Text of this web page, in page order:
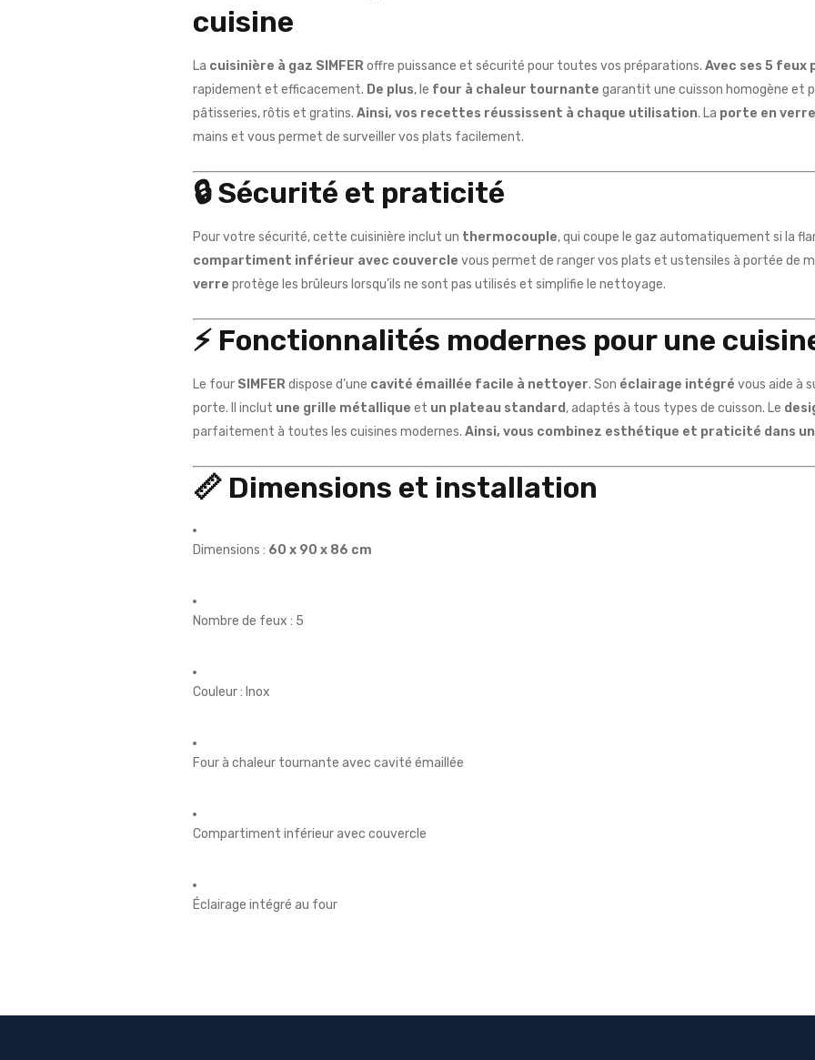
cuisine
La cuisinière à gaz SIMFERoffre puissance et sécurité pour toutes vos préparations. Avec ses 5 feux
rapidement et efficacement. De plus, le four à chaleur tournante garantit une cuisson homogène et
pâtisseries, rôtis et gratins. Ainsi, vos recettes réussissent à chaque utilisation. La porte en
mains et vous permet de surveiller vos plats facilement.
🔒Sécurité et praticité
Pour votre sécurité, cette cuisinière inclut un thermocouple, qui coupe le gaz automatiquement si la
compartiment inférieur avec couvercle vous permet de ranger vos plats et ustensiles à portée de
verre protège les brûleurs lorsqu’ils ne sont pas utilisés et simplifie le nettoyage.
⚡ Fonctionnalités modernes pour une
Le four SIMFERdispose d’une cavité émaillée facile à nettoyer. Son éclairage intégré vous aide à
porte. Il inclut une grille métallique et un plateau standard , adaptés à tous types de cuisson. Le
parfaitement à toutes les cuisines modernes. Ainsi, vous combinez esthétique et praticité dans
📏 Dimensions et installation
Dimensions : 60 x 90 x 86 cm
Nombre de feux : 5
Couleur : Inox
Four à chaleur tournante avec cavité émaillée
Compartiment inférieur avec couvercle
Éclairage intégré au four